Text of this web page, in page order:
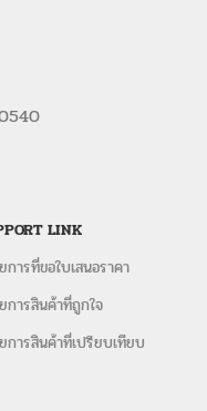
LINK
การที่ขอใบเสนอราคา
การสินค้าที่ถูกใจ
การสินค้าที่เปรียบเทียบ